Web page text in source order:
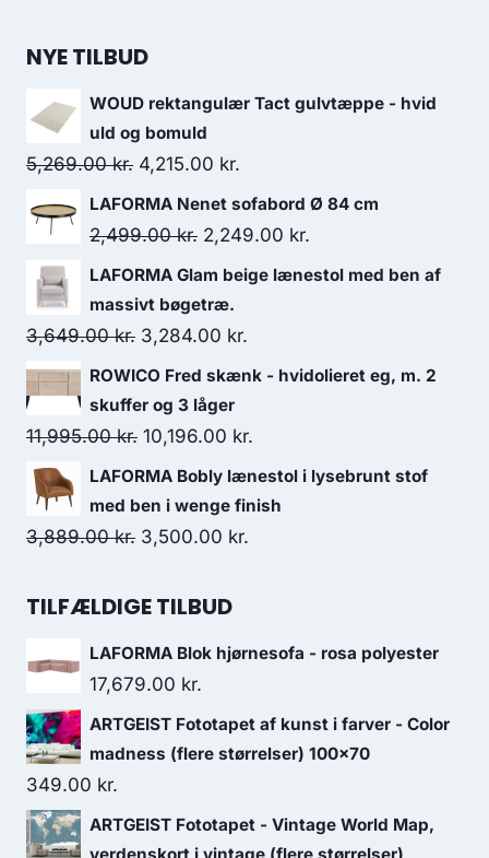
NYE TILBUD
WOUD rektangulær Tact gulvtæppe - hvid
uld og bomuld
5,269.00kr. 4,215.00 kr.
LAFORMA Nenet sofabord Ø 84 cm
2,499.00kr. 2,249.00 kr.
LAFORMA Glam beige lænestol med ben af
massivt bøgetræ.
3,649.00kr. 3,284.00 kr.
ROWICO Fred skænk - hvidolieret eg, m. 2
skuffer og 3 låger
11,995.00kr. 10,196.00 kr.
LAFORMA Bobly lænestol i lysebrunt stof
med ben i wenge finish
3,889.00kr. 3,500.00 kr.
TILFÆLDIGE TILBUD
LAFORMA Blok hjørnesofa - rosa polyester
17,679.00 kr.
ARTGEIST Fototapet af kunst i farver - Color
madness (flere størrelser) 100x70
349.00 kr.
ARTGEIST Fototapet - Vintage World Map,